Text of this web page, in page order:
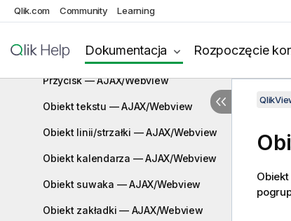
Qlik.com Community Learning
Dokumentacja Rozpoczęcie
AJAX/Webview
AJAX/Webview
Przycisk — AJAX/Webview
Obiekt tekstu — AJAX/Webview
Obiekt linii/strzałki — AJAX/Webview
Obiekt kalendarza — AJAX/Webview
Obiekt suwaka — AJAX/Webview
Obiekt zakładki — AJAX/Webview